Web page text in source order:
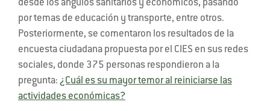
desde los ángulos sanitarios y económicos, pasando
por temas de educación y transporte, entre otros.
Posteriormente, se comentaron los resultados de la
encuesta ciudadana propuesta por el CIES en sus redes
sociales, donde 375 personas respondieron a la
pregunta: ¿Cuál es su mayor temor al reiniciarse las
actividades económicas?